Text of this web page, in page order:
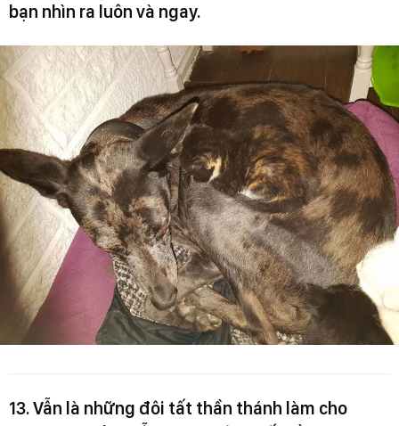
bạn nhìn ra luôn và ngay.
13. Vẫn là những đôi tất thần thánh làm cho